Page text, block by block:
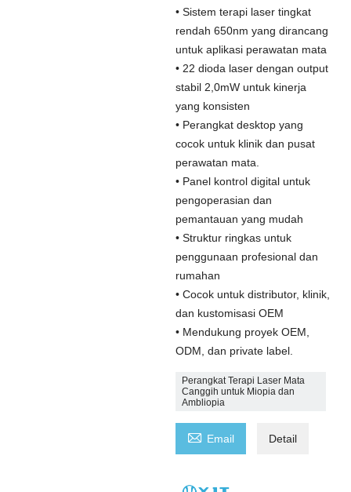
• Sistem terapi laser tingkat
rendah 650nm yang dirancang
untuk aplikasi perawatan mata
• 22 dioda laser dengan output
stabil 2,0mW untuk kinerja
yang konsisten
• Perangkat desktop yang
cocok untuk klinik dan pusat
perawatan mata.
• Panel kontrol digital untuk
pengoperasian dan
pemantauan yang mudah
• Struktur ringkas untuk
penggunaan profesional dan
rumahan
• Cocok untuk distributor, klinik,
dan kustomisasi OEM
• Mendukung proyek OEM,
ODM, dan private label.
Perangkat Terapi Laser Mata
Canggih untuk Miopia dan
Ambliopia
 Email Detail